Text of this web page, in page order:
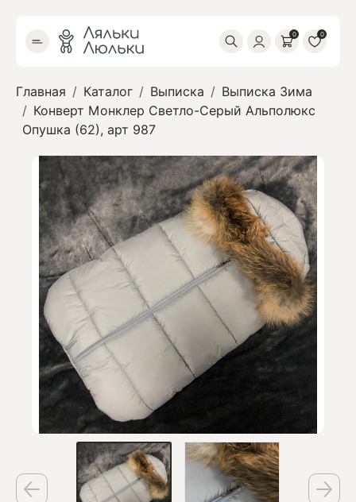
0 0
Главная Каталог Выписка
Выписка Зима
Конверт Монклер Светло-Серый Альполюкс
Опушка (62), арт 987